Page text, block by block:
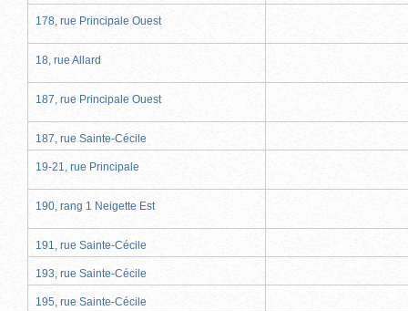
178, rue Principale Ouest
18, rue Allard
187, rue Principale Ouest
187, rue Sainte-Cécile
19-21, rue Principale
190, rang 1 Neigette Est
191, rue Sainte-Cécile
193, rue Sainte-Cécile
195, rue Sainte-Cécile